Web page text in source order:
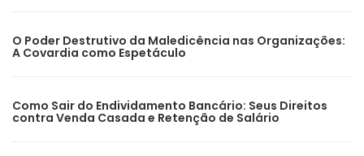
O Poder Destrutivo da Maledicência nas Organizações:
A Covardia como Espetáculo
Como Sair do Endividamento Bancário: Seus Direitos
contra Venda Casada e Retenção de Salário